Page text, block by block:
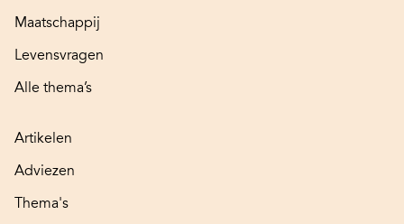
Maatschappij
Levensvragen
Alle thema’s
Artikelen
Adviezen
Thema's